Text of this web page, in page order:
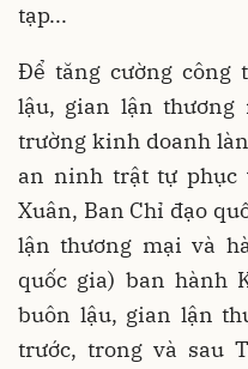
tạp...
Để tăng cường công
lậu, gian lận thương
trường kinh doanh
an ninh trật tự phục
Xuân, Ban Chỉ đạo
lận thương mại và
quốc gia) ban hành
buôn lậu, gian lận
trước, trong và sau